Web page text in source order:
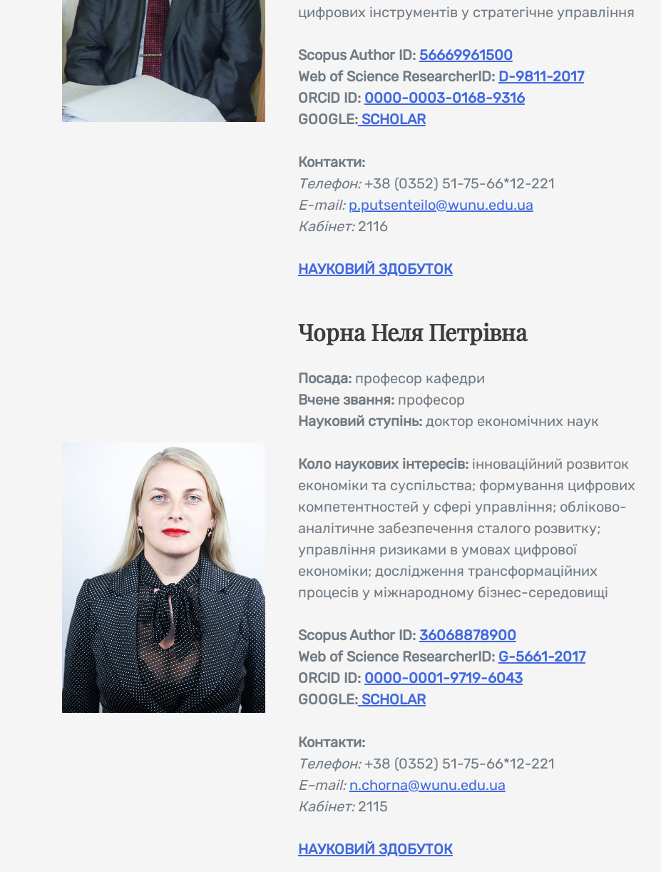
цифрових інструментів у стратегічне управління
Scopus Author ID: 56669961500
Web of Science ResearcherID: D-9811-2017
ORCID ID: 0000-0003-0168-9316
GOOGLE:SCHOLAR
Контакти:
Телефон: +38 (0352) 51-75-66*12-221
Е-mail: p.putsenteilo@wunu.edu.ua
Кабінет:2116
НАУКОВИЙ ЗДОБУТОК
Чорна Неля Петрівна
Посада: професор кафедри
Вчене звання: професор
Науковий ступінь:доктор економічних наук
Коло наукових інтересів:інноваційний розвиток
економіки та суспільства; формування цифрових
компетентностей у сфері управління; обліково-
аналітичне забезпечення сталого розвитку;
управління ризиками в умовах цифрової
економіки; дослідження трансформаційних
процесів у міжнародному бізнес-середовищі
Scopus Author ID: 36068878900
Web of Science ResearcherID: G-5661-2017
ORCID ID: 0000-0001-9719-6043
GOOGLE:SCHOLAR
Контакти:
Телефон: +38 (0352) 51-75-66*12-221
E–mail: n.chorna@wunu.edu.ua
Кабінет:2115
НАУКОВИЙ ЗДОБУТОК